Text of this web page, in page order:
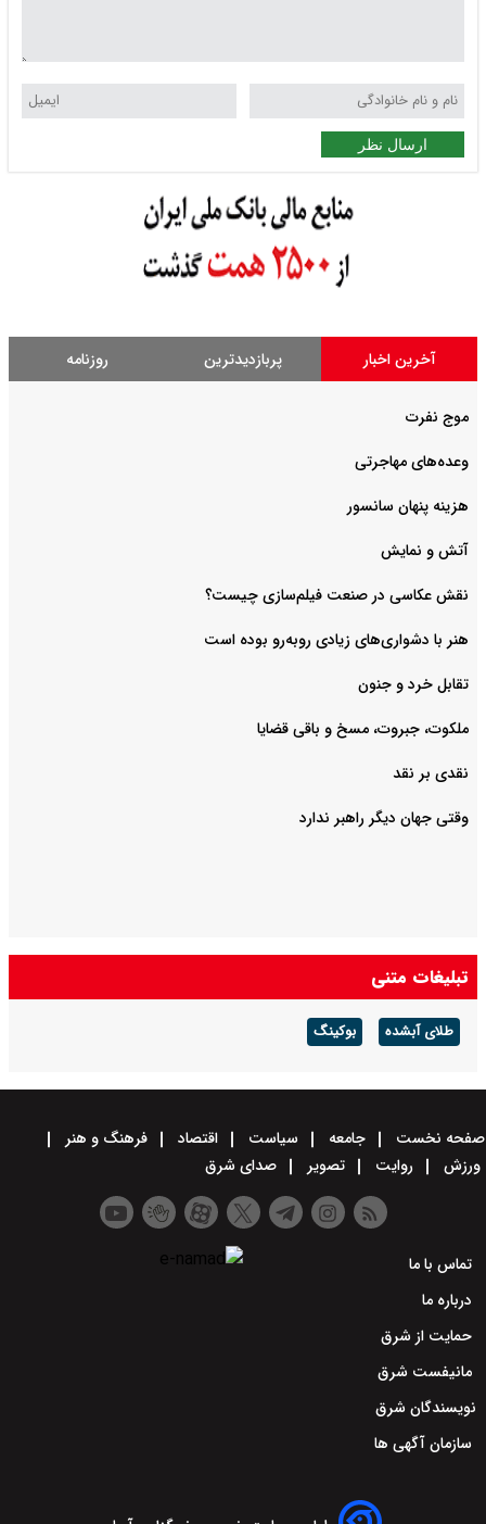
ارسال نظر
آخرین اخبار پربازدیدترین روزنامه
موج نفرت
وعده‌های مهاجرتی
هزینه پنهان سانسور
آتش و نمایش
هنر با دشواری‌های زیادی روبه‌رو بوده است
تقابل خرد و جنون
ملکوت، جبروت، مسخ و باقی قضایا
نقدی بر نقد
وقتی جهان دیگر راهبر ندارد
تبلیغات متنی
طلای آبشده بوکینگ
صفحه نخست جامعه سیاست اقتصاد
فرهنگ و هنر
ورزش
روایت تصویر صدای شرق
تماس با ما
درباره ما
حمایت از شرق
مانیفست شرق
نویسندگان شرق
سازمان آگهی ها